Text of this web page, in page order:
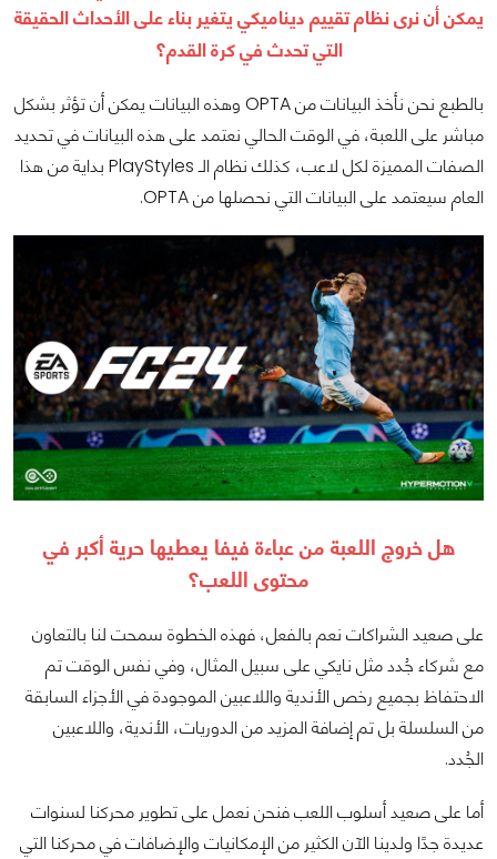
يمكن أن نرى نظام تقييم ديناميكي يتغير بناء على الأحداث الحقيقة
التي تحدث في كرة القدم؟
بالطبع نحن نأخذ البيانات من OPTA وهذه البيانات يمكن أن تؤثر بشكل
مباشر على اللعبة، في الوقت الحالي نعتمد على هذه البيانات في تحديد
الصفات المميزة لكل لاعب، كذلك نظام الـ PlayStyles بداية من هذا
العام سيعتمد على البيانات التي نحصلها من OPTA.
هل خروج اللعبة من عباءة فيفا يعطيها حرية أكبر في
محتوى اللعب؟
على صعيد الشراكات نعم بالفعل، فهذه الخطوة سمحت لنا بالتعاون
مع شركاء جُدد مثل نايكي على سبيل المثال، وفي نفس الوقت تم
الاحتفاظ بجميع رخص الأندية واللاعبين الموجودة في الأجزاء السابقة
من السلسلة بل تم إضافة المزيد من الدوريات، الأندية، واللاعبين
الجُدد.
أما على صعيد أسلوب اللعب فنحن نعمل على تطوير محركنا لسنوات
عديدة جدًا ولدينا الآن الكثير من الإمكانيات والإضافات في محركنا التي